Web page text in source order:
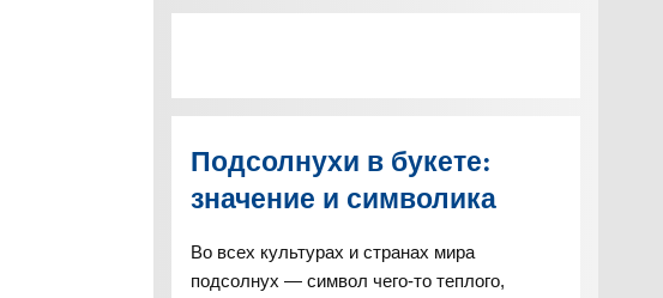
Подсолнухи в букете:
значение и символика
Во всех культурах и странах мира
подсолнух — символ чего-то теплого,